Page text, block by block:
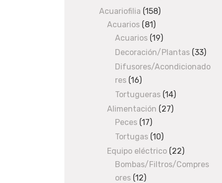
a
o
f
i
i
a
t
o
s
Acuariofilia 158158
Acuarios 8181
products
Acuarios 1919
products
Decoración/Plantas 3333
Difusores/Acondicionado
res 1616
products
Tortugueras 1414
Alimentación 2727
Peces 1717
products
Tortugas 1010
products
Equipo eléctrico 2222
products
Bombas/Filtros/Compres
ores 1212